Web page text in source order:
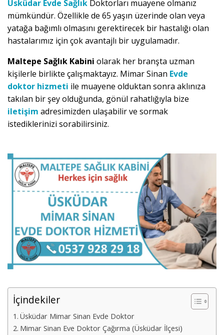
Üsküdar Evde Sağlık Doktorları muayene olmanız
mümkündür. Özellikle de 65 yaşın üzerinde olan veya
yatağa bağımlı olmasını gerektirecek bir hastalığı olan
hastalarımız için çok avantajlı bir uygulamadır.
Maltepe Sağlık Kabini olarak her branşta uzman
kişilerle birlikte çalışmaktayız. Mimar Sinan Evde
doktor hizmeti ile muayene olduktan sonra aklınıza
takılan bir şey olduğunda, gönül rahatlığıyla bize
iletişim adresimizden ulaşabilir ve sormak
istediklerinizi sorabilirsiniz.
İçindekiler
Üsküdar Mimar Sinan Evde Doktor
Mimar Sinan Eve Doktor Çağırma (Üsküdar İlçesi)